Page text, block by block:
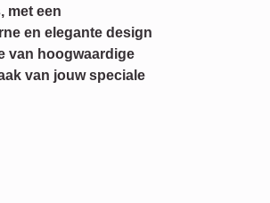
met een
en elegante design
van hoogwaardige
van jouw speciale